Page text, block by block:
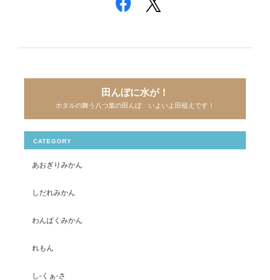
田んぼに水が！
ホタルの舞う八つ葉の田んぼ いよいよ田植えです！
CATEGORY
あおぎりみかん
しだれみかん
わんぱくみかん
れもん
し-くぁ-さ